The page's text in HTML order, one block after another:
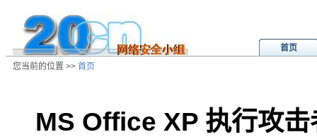
首页
您当前的位置 >> 首页
MS Office XP 执行攻